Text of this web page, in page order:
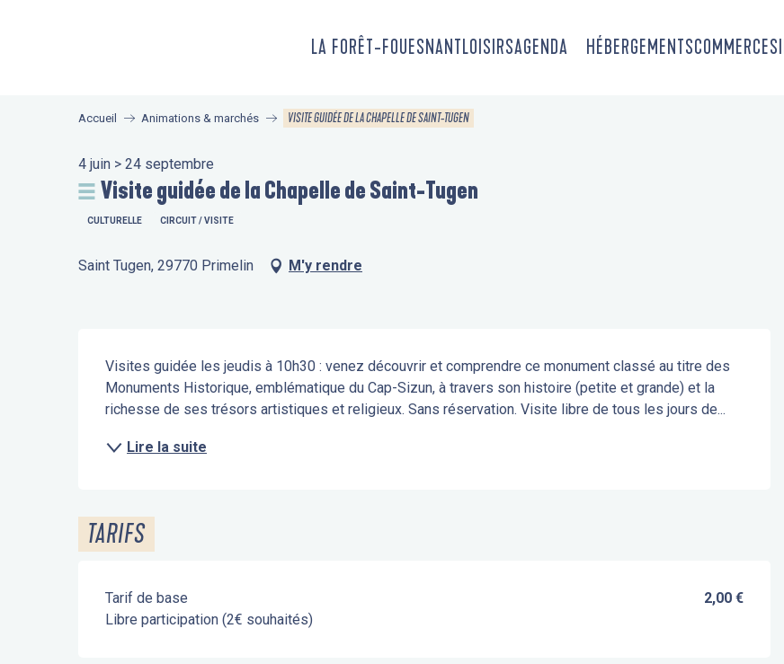
LA FORÊT-FOUESNANTLOISIRSAGENDA HÉBERGEMENTSCOMMERCES
Accueil Animations & marchés VISITE GUIDÉE DE LA CHAPELLE DE SAINT-TUGEN
4 juin > 24 septembre
Visite guidée de la Chapelle de Saint-Tugen
CULTURELLE CIRCUIT / VISITE
Saint Tugen, 29770 Primelin M'y rendre
Description
Visites guidée les jeudis à 10h30 : venez découvrir et comprendre ce monument classé au titre des
Monuments Historique, emblématique du Cap-Sizun, à travers son histoire (petite et grande) et la
richesse de ses trésors artistiques et religieux. Sans réservation. Visite libre de tous les jours de...
Lire la suite
TARIFS
Tarif de base
Libre participation (2€ souhaités)
2,00 €